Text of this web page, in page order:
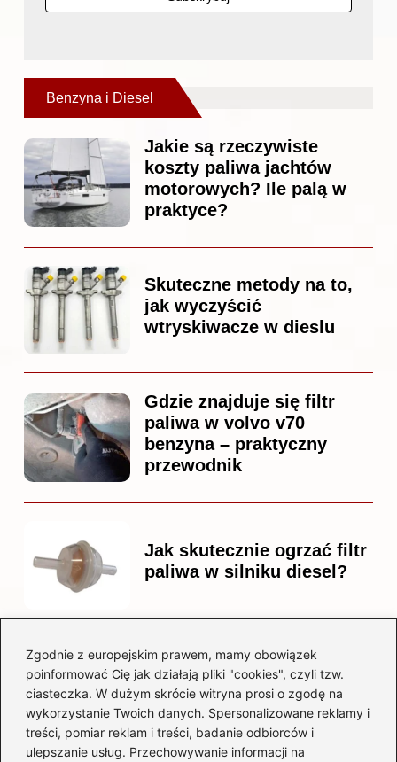
Zgodnie z europejskim prawem, mamy obowiązek
poinformować Cię jak działają pliki "cookies", czyli tzw.
ciasteczka. W dużym skrócie witryna prosi o zgodę na
wykorzystanie Twoich danych. Spersonalizowane reklamy i
treści, pomiar reklam i treści, badanie odbiorców i
ulepszanie usług. Przechowywanie informacji na
Benzyna i Diesel
Jakie są rzeczywiste
koszty paliwa jachtów
motorowych? Ile palą w
praktyce?
Skuteczne metody na to,
jak wyczyścić
wtryskiwacze w dieslu
Gdzie znajduje się filtr
paliwa w volvo v70
benzyna – praktyczny
przewodnik
Jak skutecznie ogrzać filtr
paliwa w silniku diesel?
Czy warto kupować
diesla? Przewodnik dla
przyszłych właścicieli